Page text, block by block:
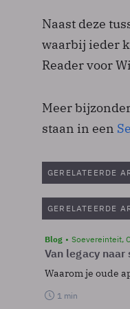
Naast deze
waarbij ieder
Reader voor
Meer
staan in een
GERELATEERDE
GERELATEERDE
Blog Soevereinteit,
Van legacy
Waarom je oude
1 min